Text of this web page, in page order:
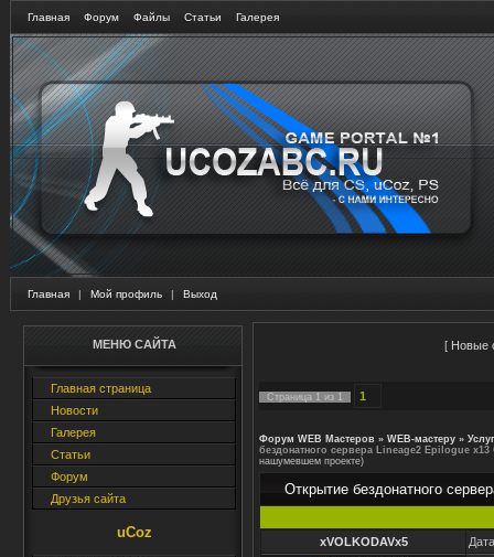
Главная Форум Файлы Статьи Галерея
Главная | Мой профиль | Выход
МЕНЮ САЙТА
Главная страница
Новости
Галерея
Статьи
Форум
Друзья сайта
uCoz
[ Новые
Страница 1 из 1 1
Форум WEB Мастеров » WEB-мастеру »
бездонатного сервера Lineage2 Epilogue x13
нашумевшем проекте)
Открытие бездонатного
xVOLKODAVx5